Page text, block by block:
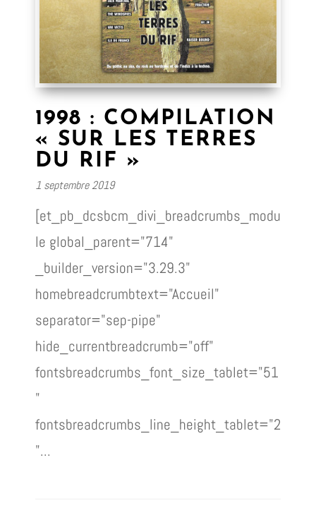
1998 : COMPILATION
« SUR LES TERRES
DU RIF »
1 septembre 2019
[et_pb_dcsbcm_divi_breadcrumbs_modu
le global_parent="714"
_builder_version="3.29.3"
homebreadcrumbtext="Accueil"
separator="sep-pipe"
hide_currentbreadcrumb="off"
fontsbreadcrumbs_font_size_tablet="51
"
fontsbreadcrumbs_line_height_tablet="2
"...